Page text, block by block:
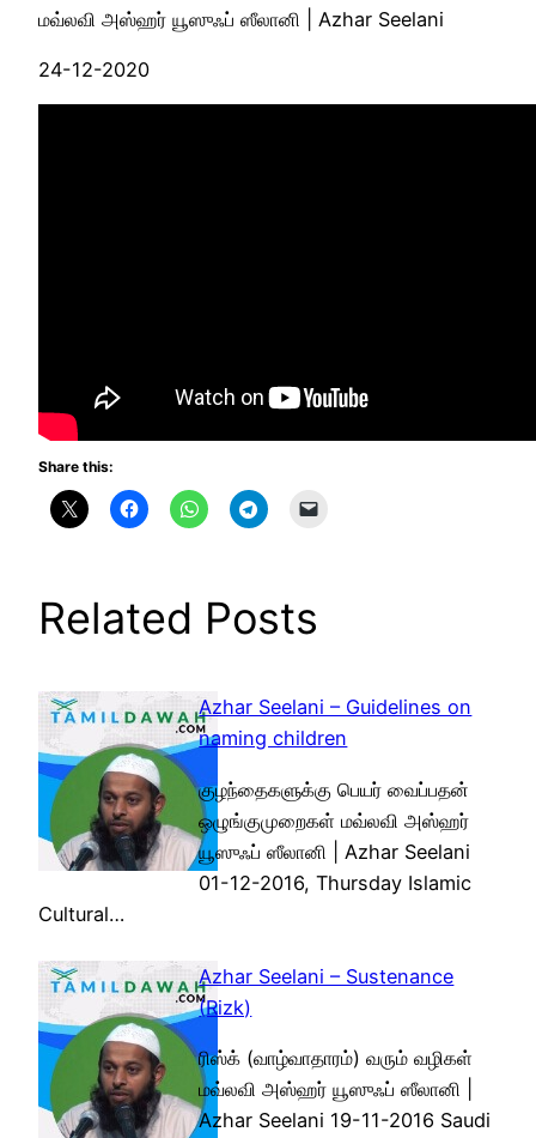
மவ்லவி அஸ்ஹர் யூஸுஃப் ஸீலானி | Azhar Seelani
24-12-2020
Share this:
Related Posts
Azhar Seelani – Guidelines on
naming children
குழந்தைகளுக்கு பெயர் வைப்பதன்
ஒழுங்குமுறைகள் மவ்லவி அஸ்ஹர்
யூஸுஃப் ஸீலானி | Azhar Seelani
01-12-2016, Thursday Islamic
Cultural…
Azhar Seelani – Sustenance
(Rizk)
ரிஸ்க் (வாழ்வாதாரம்) வரும் வழிகள்
மவ்லவி அஸ்ஹர் யூஸுஃப் ஸீலானி |
Azhar Seelani 19-11-2016 Saudi